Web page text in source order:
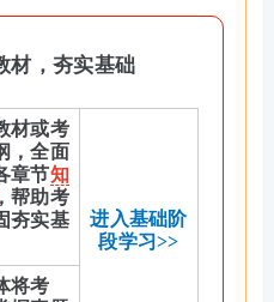
材，夯实基础
材或考
，全面
章节知
，帮助考
夯实基
进入基础阶
段学习>>
将考